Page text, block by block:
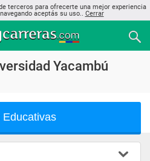
terceros para ofrecerte una mejor experiencia
aceptás su uso.. Cerrar
Yacambú
Educativas